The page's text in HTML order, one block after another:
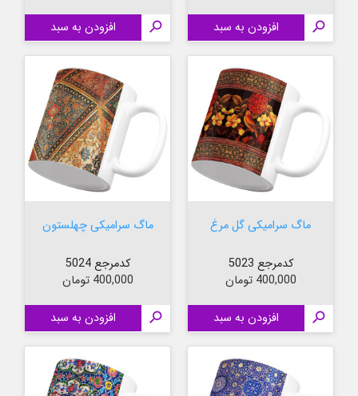
 افزودن به سبد  افزودن به سبد
ماگ سرامیکی گل مرغ
کدمرجع 5023
قیمت
400,000 تومان
 افزودن به سبد
ماگ سرامیکی چهلستون
کدمرجع 5024
قیمت
400,000 تومان
 افزودن به سبد